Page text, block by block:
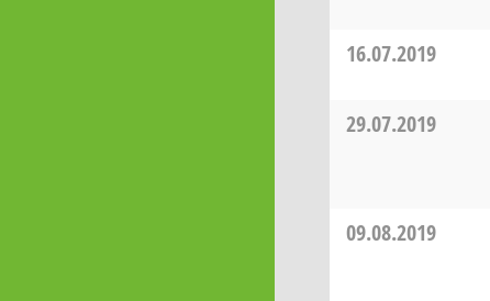
16.07.2019
29.07.2019
09.08.2019